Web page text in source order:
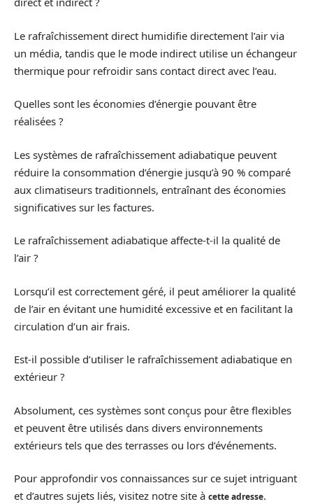
Le rafraîchissement direct humidifie directement l’air via
un média, tandis que le mode indirect utilise un échangeur
thermique pour refroidir sans contact direct avec l’eau.
Quelles sont les économies d’énergie pouvant être
réalisées ?
Les systèmes de rafraîchissement adiabatique peuvent
réduire la consommation d’énergie jusqu’à 90 % comparé
aux climatiseurs traditionnels, entraînant des économies
significatives sur les factures.
Le rafraîchissement adiabatique affecte-t-il la qualité de
l’air ?
Lorsqu’il est correctement géré, il peut améliorer la qualité
de l’air en évitant une humidité excessive et en facilitant la
circulation d’un air frais.
Est-il possible d’utiliser le rafraîchissement adiabatique en
extérieur ?
Absolument, ces systèmes sont conçus pour être flexibles
et peuvent être utilisés dans divers environnements
extérieurs tels que des terrasses ou lors d’événements.
Pour approfondir vos connaissances sur ce sujet intriguant
et d’autres sujets liés, visitez notre site à cette adresse.